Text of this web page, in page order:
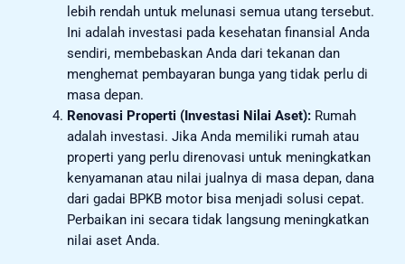
lebih rendah untuk melunasi semua utang tersebut.
Ini adalah investasi pada kesehatan finansial Anda
sendiri, membebaskan Anda dari tekanan dan
menghemat pembayaran bunga yang tidak perlu di
masa depan.
Renovasi Properti (Investasi Nilai Aset):Rumah
adalah investasi. Jika Anda memiliki rumah atau
properti yang perlu direnovasi untuk meningkatkan
kenyamanan atau nilai jualnya di masa depan, dana
dari gadai BPKB motor bisa menjadi solusi cepat.
Perbaikan ini secara tidak langsung meningkatkan
nilai aset Anda.